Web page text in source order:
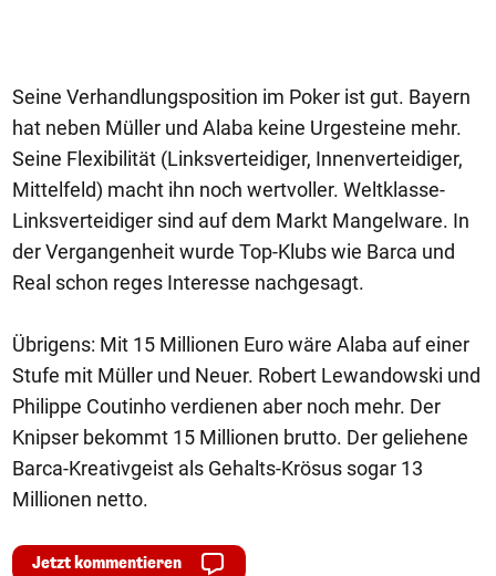
Seine Verhandlungsposition im Poker ist gut. Bayern
hat neben Müller und Alaba keine Urgesteine mehr.
Seine Flexibilität (Linksverteidiger, Innenverteidiger,
Mittelfeld) macht ihn noch wertvoller. Weltklasse-
Linksverteidiger sind auf dem Markt Mangelware. In
der Vergangenheit wurde Top-Klubs wie Barca und
Real schon reges Interesse nachgesagt.
Übrigens: Mit 15 Millionen Euro wäre Alaba auf einer
Stufe mit Müller und Neuer. Robert Lewandowski und
Philippe Coutinho verdienen aber noch mehr. Der
Knipser bekommt 15 Millionen brutto. Der geliehene
Barca-Kreativgeist als Gehalts-Krösus sogar 13
Millionen netto.
Jetzt kommentieren